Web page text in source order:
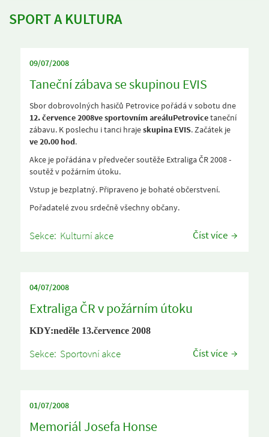
SPORT A KULTURA
09/07/2008
Taneční zábava se skupinou EVIS
Sbor dobrovolných hasičů Petrovice pořádá v sobotu dne
12. července 2008ve sportovním areáluPetrovicetaneční
zábavu. K poslechu i tanci hrajeskupina EVIS. Začátek je
ve 20.00 hod.
Akce je pořádána v předvečer soutěže Extraliga ČR 2008 -
soutěž v požárním útoku.
Vstup je bezplatný. Připraveno je bohaté občerstvení.
Pořadatelé zvou srdečně všechny občany.
Sekce: Kulturní akce Číst více
04/07/2008
Extraliga ČR v požárním útoku
KDY:neděle 13.července 2008
Sekce: Sportovní akce Číst více
01/07/2008
Memoriál Josefa Honse